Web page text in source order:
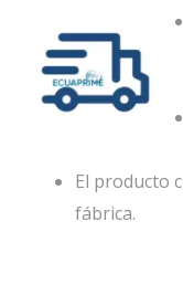
El producto
fábrica.